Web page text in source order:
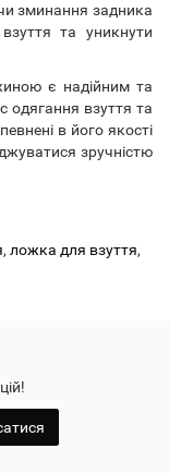
зминання задника
та уникнути
є надійним та
одягання взуття та
в його якості
зручністю
, ложка для взуття,